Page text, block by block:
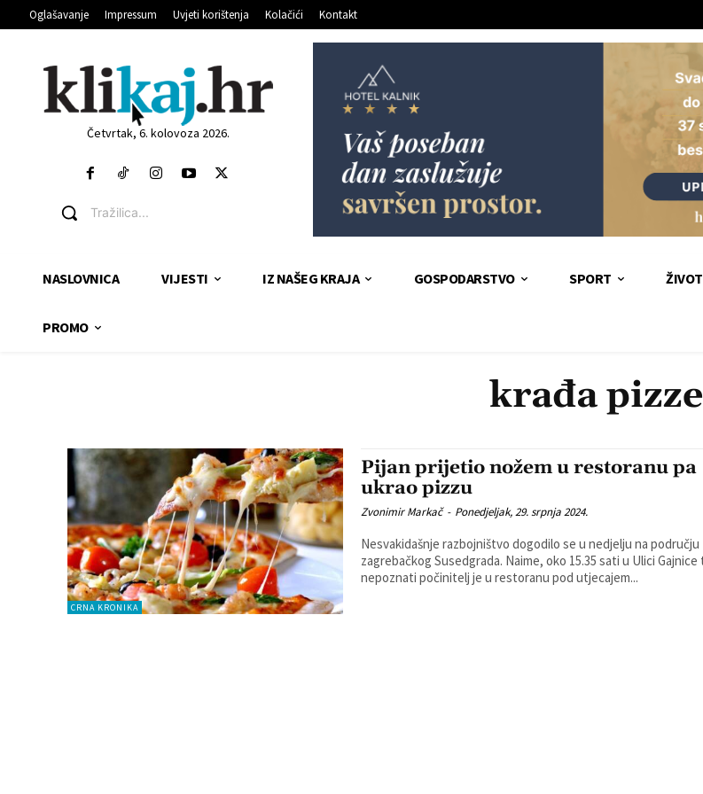
Oglašavanje Impressum Uvjeti korištenja Kolačići Kontakt
Četvrtak, 6. kolovoza 2026.
Tražilica...
NASLOVNICA VIJESTI IZ NAŠEG KRAJA GOSPODARSTVO SPORT ŽIVOT
PROMO
krađa pizze
CRNA KRONIKA
Pijan prijetio nožem u restoranu pa
ukrao pizzu
Zvonimir Markač - Ponedjeljak, 29. srpnja 2024.
Nesvakidašnje razbojništvo dogodilo se u nedjelju na području
zagrebačkog Susedgrada. Naime, oko 15.35 sati u Ulici Gajnice tada
nepoznati počinitelj je u restoranu pod utjecajem...